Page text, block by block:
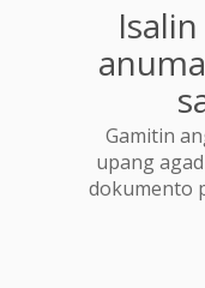
Gamitin
upang
dokumento